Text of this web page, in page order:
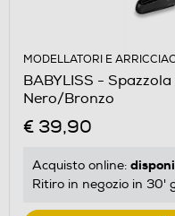
MODELLATORI E
BABYLISS -
Nero/Bronzo
€ 39,90
Acquisto online:
Ritiro in negozio in 30'